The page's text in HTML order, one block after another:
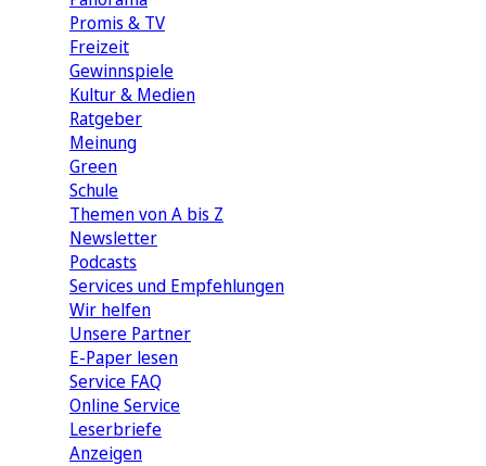
Promis & TV
Freizeit
Gewinnspiele
Kultur & Medien
Ratgeber
Meinung
Green
Schule
Themen von A bis Z
Newsletter
Podcasts
Services und Empfehlungen
Wir helfen
Unsere Partner
E-Paper lesen
Service FAQ
Online Service
Leserbriefe
Anzeigen